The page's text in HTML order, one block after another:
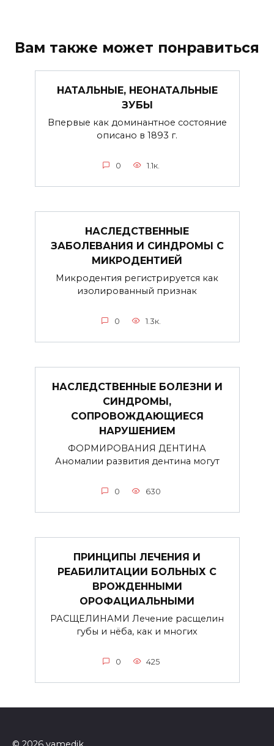
Вам также может понравиться
НАТАЛЬНЫЕ, НЕОНАТАЛЬНЫЕ
ЗУБЫ
Впервые как доминантное состояние
описано в 1893 г.
0 1.1к.
НАСЛЕДСТВЕННЫЕ
ЗАБОЛЕВАНИЯ И СИНДРОМЫ С
МИКРОДЕНТИЕЙ
Микродентия регистрируется как
изолированный признак
0 1.3к.
НАСЛЕДСТВЕННЫЕ БОЛЕЗНИ И
СИНДРОМЫ,
СОПРОВОЖДАЮЩИЕСЯ
НАРУШЕНИЕМ
ФОРМИРОВАНИЯ ДЕНТИНА
Аномалии развития дентина могут
0 630
ПРИНЦИПЫ ЛЕЧЕНИЯ И
РЕАБИЛИТАЦИИ БОЛЬНЫХ С
ВРОЖДЕННЫМИ
ОРОФАЦИАЛЬНЫМИ
РАСЩЕЛИНАМИ Лечение расщелин
губы и нёба, как и многих
0 425